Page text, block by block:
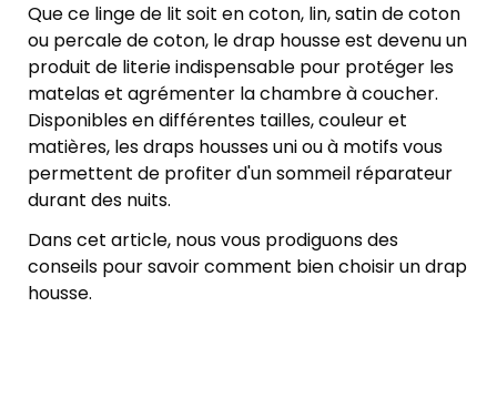
Que ce linge de lit soit en coton, lin, satin de coton
ou percale de coton, le drap housse est devenu un
produit de literie indispensable pour protéger les
matelas et agrémenter la chambre à coucher.
Disponibles en différentes tailles, couleur et
matières, les draps housses uni ou à motifs vous
permettent de profiter d'un sommeil réparateur
durant des nuits.
Dans cet article, nous vous prodiguons des
conseils pour savoir comment bien choisir un drap
housse.